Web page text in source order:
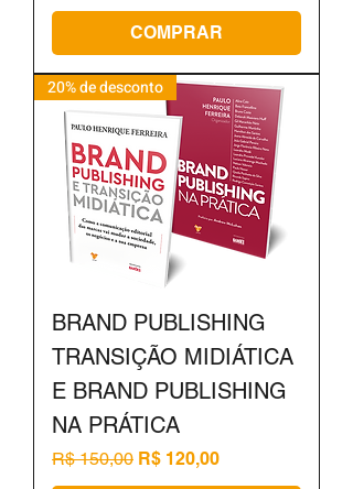
COMPRAR
20% de desconto
BRAND PUBLISHING
TRANSIÇÃO MIDIÁTICA
E BRAND PUBLISHING
NA PRÁTICA
Preço normal
R$ 150,00 Preço promocional
R$ 120,00